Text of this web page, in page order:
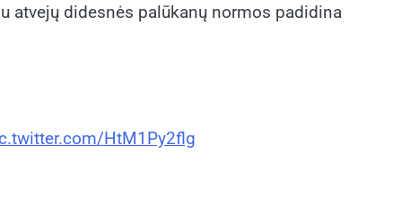
atvejų didesnės palūkanų normos padidina
HtM1Py2flg